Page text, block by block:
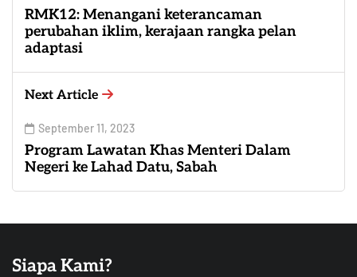
RMK12: Menangani keterancaman
perubahan iklim, kerajaan rangka pelan
adaptasi
Next Article
September 11, 2023
Program Lawatan Khas Menteri Dalam
Negeri ke Lahad Datu, Sabah
Siapa Kami?